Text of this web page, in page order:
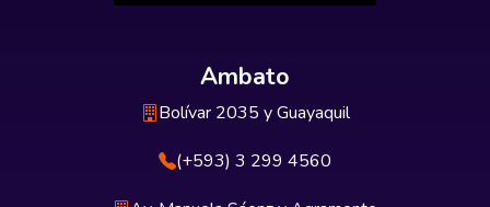
Ambato
Bolívar 2035 y Guayaquil
(+593) 3 299 4560